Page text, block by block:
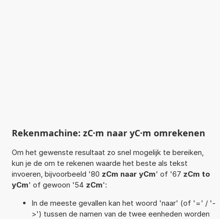
Rekenmachine: zC·m naar yC·m omrekenen
Om het gewenste resultaat zo snel mogelijk te bereiken,
kun je de om te rekenen waarde het beste als tekst
invoeren, bijvoorbeeld '80 zCm naar yCm' of '67 zCm to
yCm' of gewoon '54 zCm':
In de meeste gevallen kan het woord 'naar' (of '=' / '-
>') tussen de namen van de twee eenheden worden